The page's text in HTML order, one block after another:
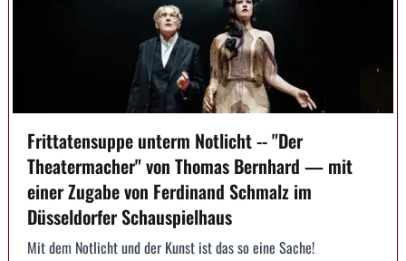
Frittatensuppe unterm Notlicht -- "Der
Theatermacher" von Thomas Bernhard — mit
einer Zugabe von Ferdinand Schmalz im
Düsseldorfer Schauspielhaus
Mit dem Notlicht und der Kunst ist das so eine Sache!